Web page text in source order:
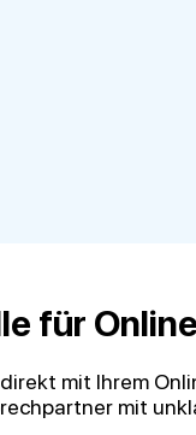
für
mit Ihrem
mit